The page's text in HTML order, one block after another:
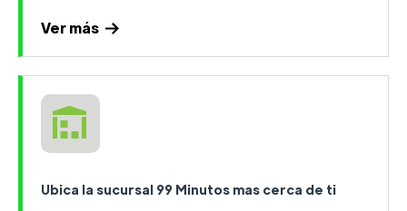
Ver más
Ubica la sucursal 99 Minutos mas cerca de ti